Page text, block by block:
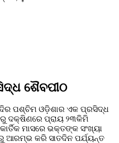
ଶୈବପୀଠ
ପଶ୍ଚିମ ଓଡ଼ିଶାର ଏକ ପ୍ରସିଦ୍ଧ
ଦକ୍ଷିଣରେ ପ୍ରାୟ ୨୩କିମି
ମାସରେ ଭକ୍ତଙ୍କ ସଂଖ୍ୟା
ଆରମ୍ଭ କରି ସାତଦିନ ପର୍ଯ୍ୟନ୍ତ